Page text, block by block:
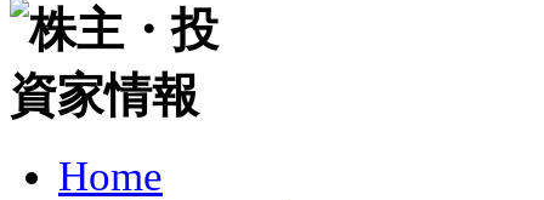
Home